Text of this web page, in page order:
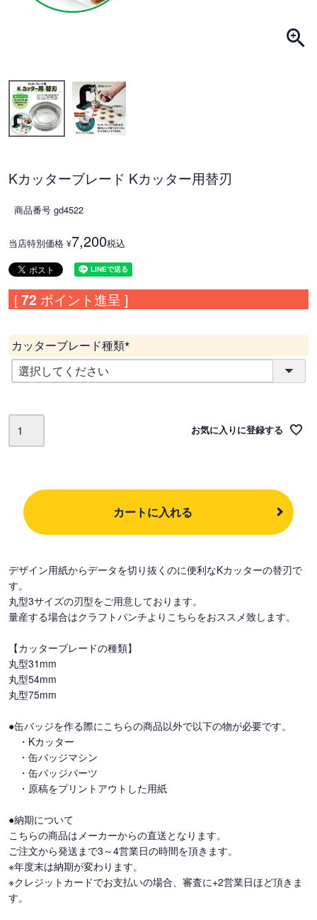
Kカッターブレード Kカッター用替刃
商品番号 gd4522
当店特別価格 ¥7,200税込
[72 ポイント進呈 ]
カッターブレード種類
(
お気に入りに登録する
カートに入れる
デザイン用紙からデータを切り抜くのに便利なKカッターの替刃で
す。
丸型3サイズの刃型をご用意しております。
量産する場合はクラフトパンチよりこちらをおススメ致します。
【カッターブレードの種類】
丸型31mm
丸型54mm
丸型75mm
●缶バッジを作る際にこちらの商品以外で以下の物が必要です。
・Kカッター
・缶バッジマシン
・缶バッジパーツ
・原稿をプリントアウトした用紙
●納期について
こちらの商品はメーカーからの直送となります。
ご注文から発送まで3～4営業日の時間を頂きます。
※年度末は納期が変わります。
※クレジットカードでお支払いの場合、審査に+2営業日ほど頂きま
す。